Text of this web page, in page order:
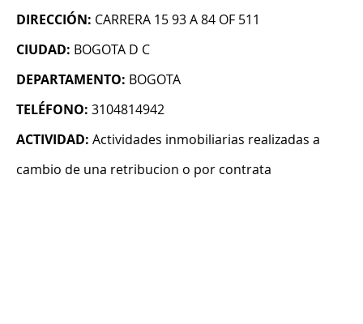
DIRECCIÓN: CARRERA 15 93 A 84 OF 511
CIUDAD: BOGOTA D C
DEPARTAMENTO: BOGOTA
TELÉFONO: 3104814942
ACTIVIDAD: Actividades inmobiliarias realizadas a
cambio de una retribucion o por contrata